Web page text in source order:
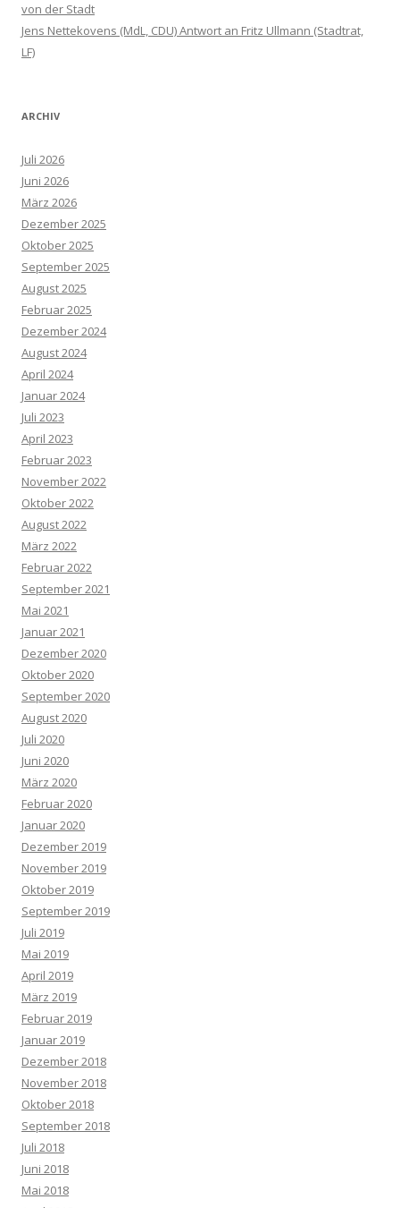
von der Stadt
Jens Nettekovens (MdL, CDU) Antwort an Fritz Ullmann (Stadtrat,
LF)
ARCHIV
Juli 2026
Juni 2026
März 2026
Dezember 2025
Oktober 2025
September 2025
August 2025
Februar 2025
Dezember 2024
August 2024
April 2024
Januar 2024
Juli 2023
April 2023
Februar 2023
November 2022
Oktober 2022
August 2022
März 2022
Februar 2022
September 2021
Mai 2021
Januar 2021
Dezember 2020
Oktober 2020
September 2020
August 2020
Juli 2020
Juni 2020
März 2020
Februar 2020
Januar 2020
Dezember 2019
November 2019
Oktober 2019
September 2019
Juli 2019
Mai 2019
April 2019
März 2019
Februar 2019
Januar 2019
Dezember 2018
November 2018
Oktober 2018
September 2018
Juli 2018
Juni 2018
Mai 2018